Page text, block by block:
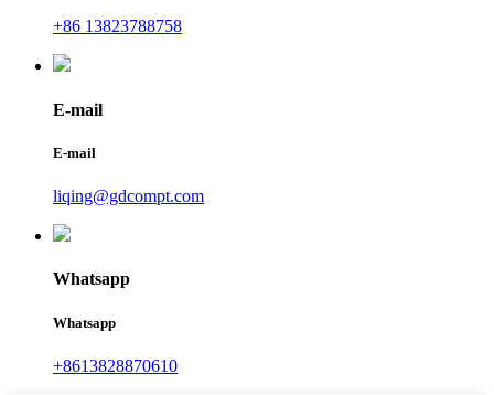
+86 13823788758
E-mail
E-mail
liqing@gdcompt.com
Whatsapp
Whatsapp
+8613828870610